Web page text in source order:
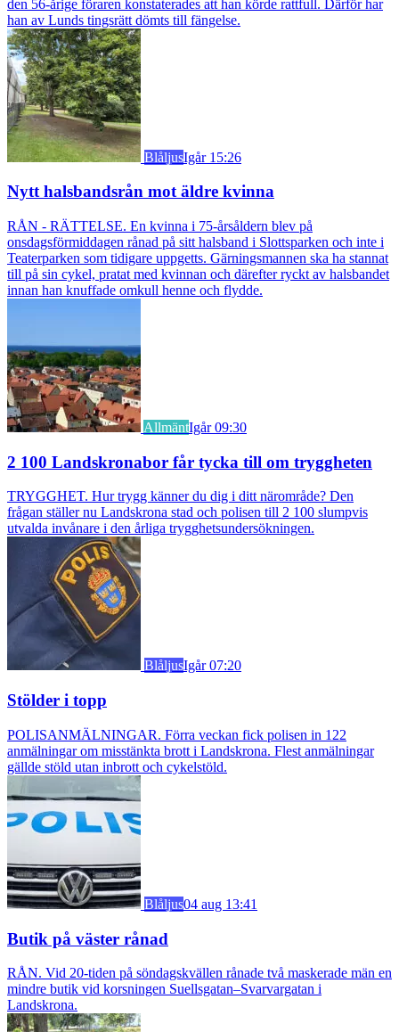
den 56-årige föraren konstaterades att han körde rattfull. Därför har
han av Lunds tingsrätt dömts till fängelse.
BlåljusIgår 15:26
Nytt halsbandsrån mot äldre kvinna
RÅN - RÄTTELSE. En kvinna i 75-årsåldern blev på
onsdagsförmiddagen rånad på sitt halsband i Slottsparken och inte i
Teaterparken som tidigare uppgetts. Gärningsmannen ska ha stannat
till på sin cykel, pratat med kvinnan och därefter ryckt av halsbandet
innan han knuffade omkull henne och flydde.
AllmäntIgår 09:30
2 100 Landskronabor får tycka till om tryggheten
TRYGGHET. Hur trygg känner du dig i ditt närområde? Den
frågan ställer nu Landskrona stad och polisen till 2 100 slumpvis
utvalda invånare i den årliga trygghetsundersökningen.
BlåljusIgår 07:20
Stölder i topp
POLISANMÄLNINGAR. Förra veckan fick polisen in 122
anmälningar om misstänkta brott i Landskrona. Flest anmälningar
gällde stöld utan inbrott och cykelstöld.
Blåljus04 aug 13:41
Butik på väster rånad
RÅN. Vid 20-tiden på söndagskvällen rånade två maskerade män en
mindre butik vid korsningen Suellsgatan–Svarvargatan i
Landskrona.